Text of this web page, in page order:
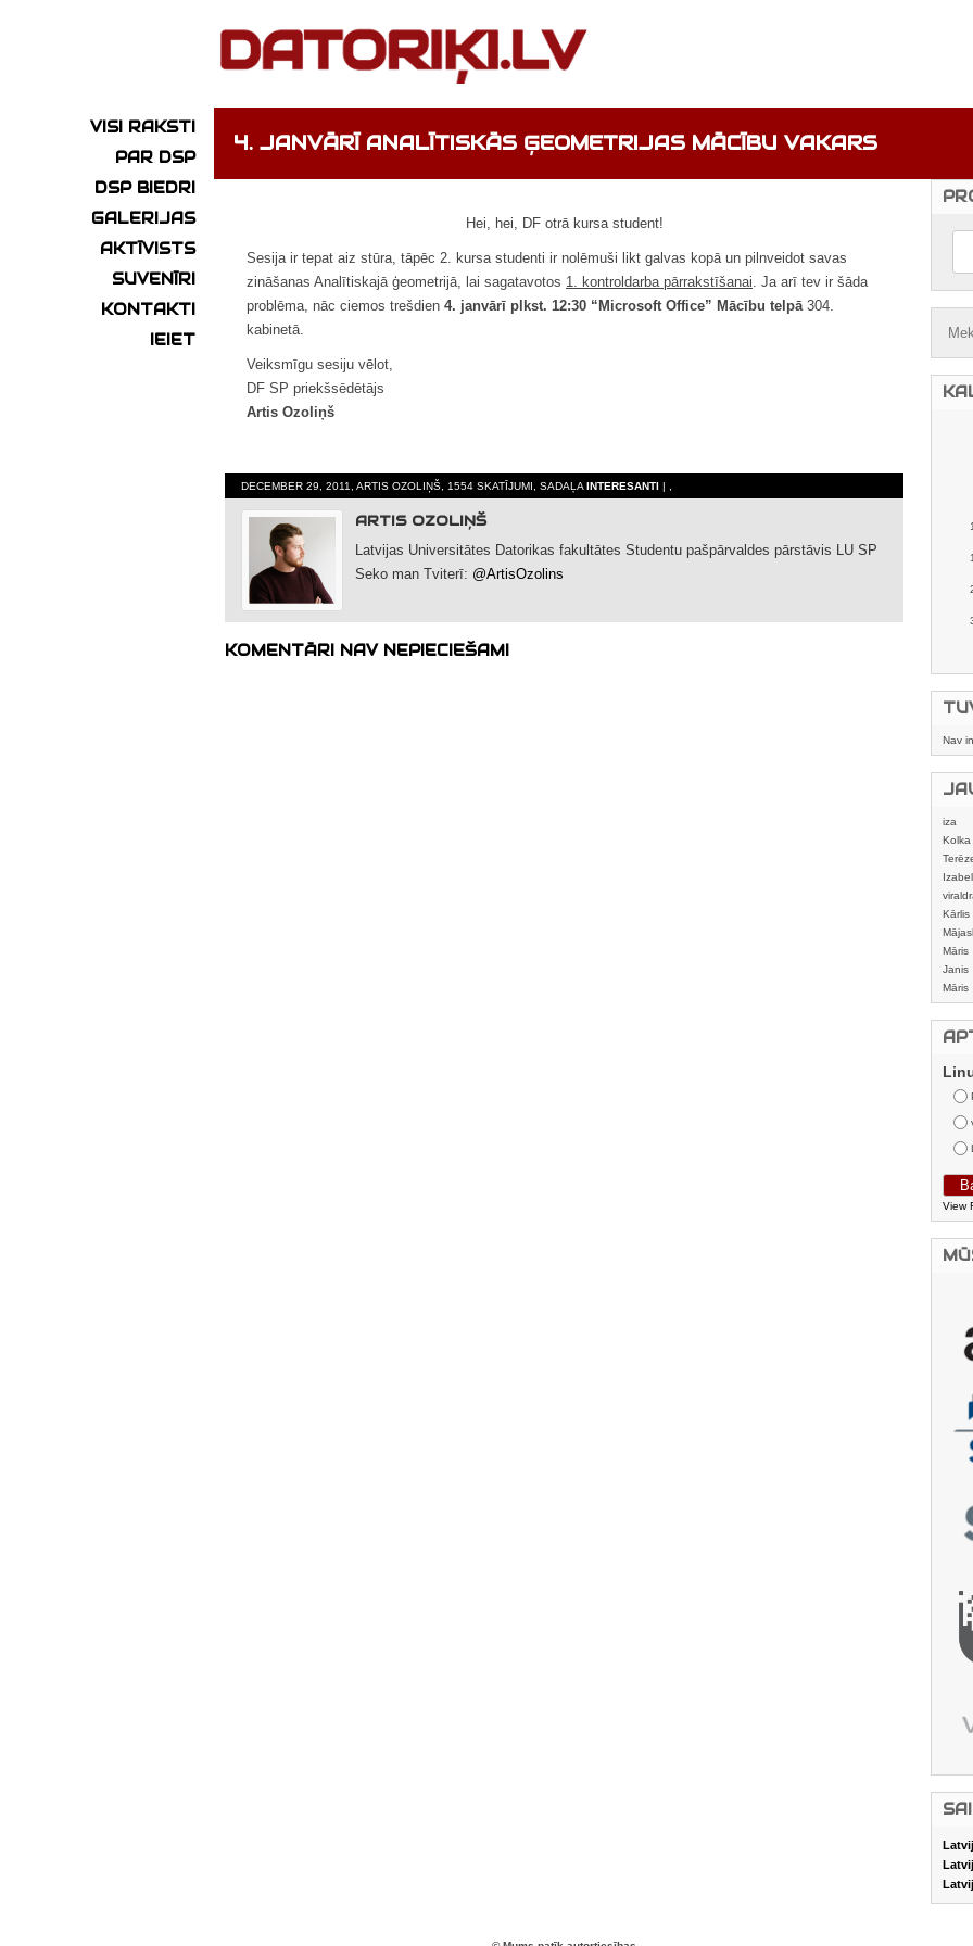
VISI RAKSTI
PAR DSP
DSP BIEDRI
GALERIJAS
AKTĪVISTS
SUVENĪRI
KONTAKTI
IEIET
4. JANVĀRĪ ANALĪTISKĀS ĢEOMETRIJAS MĀCĪBU VAKARS
Hei, hei, DF otrā kursa student!
Sesija ir tepat aiz stūra, tāpēc 2. kursa studenti ir nolēmuši likt galvas kopā un pilnveidot savas
zināšanas Analītiskajā ģeometrijā, lai sagatavotos 1. kontroldarba pārrakstīšanai. Ja arī tev ir šāda
problēma, nāc ciemos trešdien 4. janvārī plkst. 12:30 “Microsoft Office” Mācību telpā304.
kabinetā.
Veiksmīgu sesiju vēlot,
DF SP priekšsēdētājs
Artis Ozoliņš
DECEMBER 29, 2011, ARTIS OZOLIŅŠ, 1554 SKATĪJUMI, SADAĻAINTERESANTI | ,
ARTIS OZOLIŅŠ
Latvijas Universitātes Datorikas fakultātes Studentu pašpārvaldes pārstāvis LU SP
Seko man Tviterī: @ArtisOzolins
KOMENTĀRI NAV NEPIECIEŠAMI
Nav
iza
Kolka
Kārlis
Māris
Janis
Māris
View